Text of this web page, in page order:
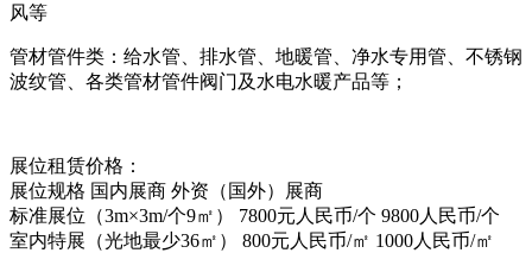
风等
管材管件类：给水管、排水管、地暖管、净水专用管、不锈钢
波纹管、各类管材管件阀门及水电水暖产品等；
展位租赁价格：
展位规格 国内展商 外资（国外）展商
标准展位（3m×3m/个9㎡） 7800元人民币/个 9800人民币/个
室内特展（光地最少36㎡） 800元人民币/㎡ 1000人民币/㎡